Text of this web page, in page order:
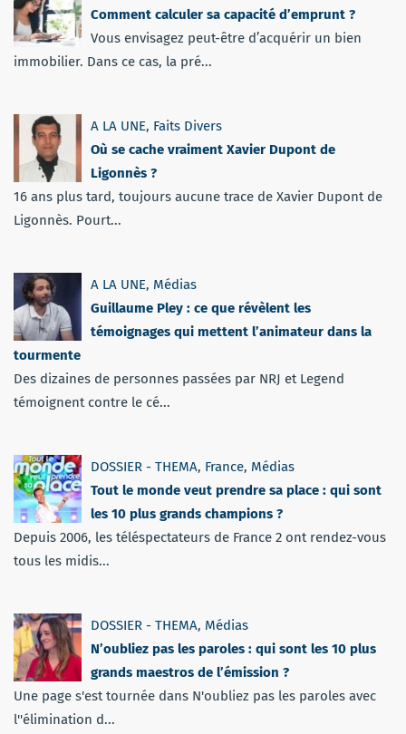
Comment calculer sa capacité d’emprunt ?
Vous envisagez peut-être d’acquérir un bien
immobilier. Dans ce cas, la pré...
A LA UNE, Faits Divers
Où se cache vraiment Xavier Dupont de
Ligonnès ?
16 ans plus tard, toujours aucune trace de Xavier Dupont de
Ligonnès. Pourt...
A LA UNE, Médias
Guillaume Pley : ce que révèlent les
témoignages qui mettent l’animateur dans la
tourmente
Des dizaines de personnes passées par NRJ et Legend
témoignent contre le cé...
DOSSIER - THEMA, France, Médias
Tout le monde veut prendre sa place : qui sont
les 10 plus grands champions ?
Depuis 2006, les téléspectateurs de France 2 ont rendez-vous
tous les midis...
DOSSIER - THEMA, Médias
N’oubliez pas les paroles : qui sont les 10 plus
grands maestros de l’émission ?
Une page s'est tournée dans N'oubliez pas les paroles avec
l''élimination d...